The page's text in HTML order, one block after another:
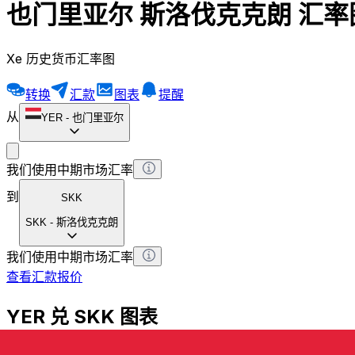
也门里亚尔 斯洛伐克克朗 汇
Xe 历史货币汇率图
转换 汇款 图表
提醒
从
YER - 也门里亚尔
我们使用中期市场汇率
到
SKK
SKK - 斯洛伐克克朗
我们使用中期市场汇率
查看汇款报价
YER 兑 SKK 图表